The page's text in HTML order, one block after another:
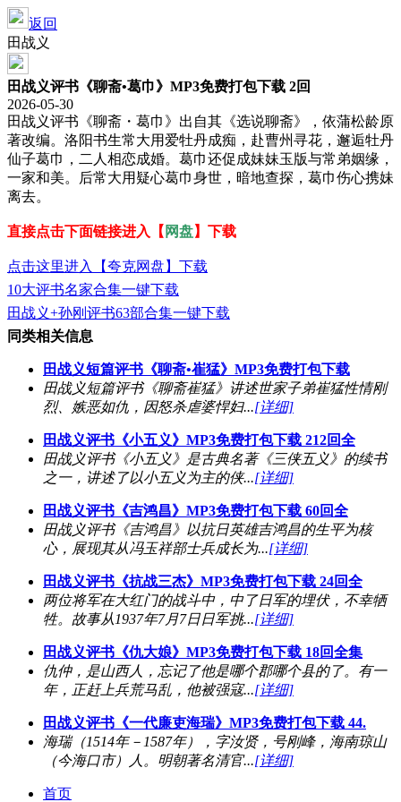
返回
田战义
田战义评书《聊斋•葛巾》MP3免费打包下载 2回
2026-05-30
田战义评书《聊斋・葛巾》出自其《选说聊斋》，依蒲松龄原
著改编。洛阳书生常大用爱牡丹成痴，赴曹州寻花，邂逅牡丹
仙子葛巾，二人相恋成婚。葛巾还促成妹妹玉版与常弟姻缘，
一家和美。后常大用疑心葛巾身世，暗地查探，葛巾伤心携妹
离去。
直接点击下面链接进入【 网盘】下载
点击这里进入【夸克网盘】下载
10大评书名家合集一键下载
田战义+孙刚评书63部合集一键下载
同类相关信息
田战义短篇评书《聊斋•崔猛》MP3免费打包下载
田战义短篇评书《聊斋崔猛》讲述世家子弟崔猛性情刚
烈、嫉恶如仇，因怒杀虐婆悍妇...[详细]
田战义评书《小五义》MP3免费打包下载 212回全
田战义评书《小五义》是古典名著《三侠五义》的续书
之一，讲述了以小五义为主的侠...[详细]
田战义评书《吉鸿昌》MP3免费打包下载 60回全
田战义评书《吉鸿昌》以抗日英雄吉鸿昌的生平为核
心，展现其从冯玉祥部士兵成长为...[详细]
田战义评书《抗战三杰》MP3免费打包下载 24回全
两位将军在大红门的战斗中，中了日军的埋伏，不幸牺
牲。故事从1937年7月7日日军挑...[详细]
田战义评书《仇大娘》MP3免费打包下载 18回全集
仇仲，是山西人，忘记了他是哪个郡哪个县的了。有一
年，正赶上兵荒马乱，他被强寇...[详细]
田战义评书《一代廉吏海瑞》MP3免费打包下载 44.
海瑞（1514年－1587年），字汝贤，号刚峰，海南琼山
（今海口市）人。明朝著名清官...[详细]
首页